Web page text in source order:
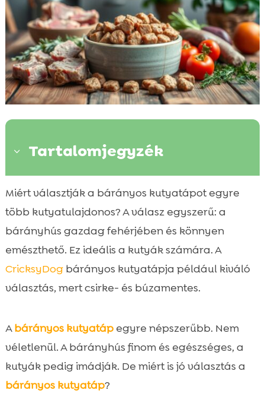
3 Tartalomjegyzék
 A bárányos kutyatáp előnyei

Miért válassz bárányhús alapú tápot
kutyádnak?
A bárányos kutyatáp és az allergiák
A CricksyDog bárányos kutyatáp
különlegessége
termékcsalád
 Közepes és nagy testű kutyák tápja – Ted
termékcsalád
 Nedves eledelek – Ely termékcsalád
bemutatása
Miért választják a bárányos kutyatápot egyre
több kutyatulajdonos? A válasz egyszerű: a
bárányhús gazdag fehérjében és könnyen
emészthető. Ez ideális a kutyák számára. A
CricksyDogbárányos kutyatápja például kiváló
választás, mert csirke- és búzamentes.
Abárányos kutyatápegyre népszerűbb. Nem
véletlenül. A bárányhús finom és egészséges, a
kutyák pedig imádják. De miért is jó választás a
bárányos kutyatáp?